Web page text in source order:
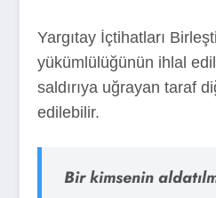
Yargıtay İçtihatları
yükümlülüğünün ihlal
saldırıya uğrayan taraf
edilebilir.
Bir kimsenin